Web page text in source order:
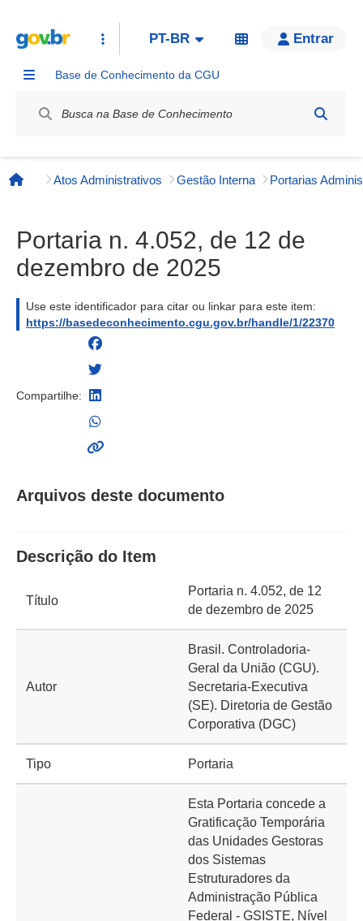
PT-BR Entrar
Base de Conhecimento da CGU
Página inicial
Atos Administrativos Gestão Interna
Portaria n. 4.052, de 12 de
dezembro de 2025
Use este identificador para citar ou linkar para este item:
https://basedeconhecimento.cgu.gov.br/handle/1/22370
Compartilhe:
Arquivos deste documento
Descrição do Item
Título
Portaria n. 4.052, de 12
de dezembro de 2025
Autor
Brasil. Controladoria-
Geral da União (CGU).
Secretaria-Executiva
(SE). Diretoria de Gestão
Corporativa (DGC)
Tipo Portaria
Esta Portaria concede a
Gratificação Temporária
das Unidades Gestoras
dos Sistemas
Estruturadores da
Administração Pública
Federal - GSISTE, Nível